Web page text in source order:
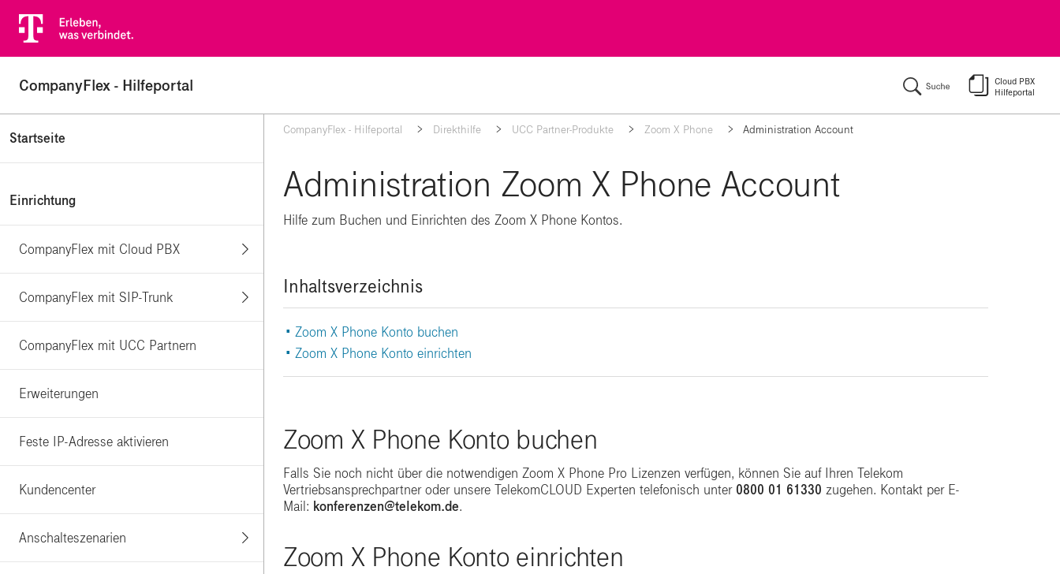
CompanyFlex - Hilfeportal ķ
CompanyFlex - Hilfeportal Direkthilfe UCC Partner-Produkte Zoom X Phone Administration Account
Startseite
Einrichtung
CompanyFlex mit Cloud PBX
CompanyFlex mit SIP-Trunk
CompanyFlex mit UCC Partnern
Erweiterungen
Feste IP-Adresse aktivieren
Kundencenter
Anschalteszenarien
Administration Zoom X Phone Account
Hilfe zum Buchen und Einrichten des Zoom X Phone Kontos.
Inhaltsverzeichnis
• Zoom X Phone Konto buchen
• Zoom X Phone Konto einrichten
Zoom X Phone Konto buchen
Falls Sie noch nicht über die notwendigen Zoom X Phone Pro Lizenzen verfügen, können Sie auf Ihren Telekom
Vertriebsansprechpartner oder unsere TelekomCLOUD Experten telefonisch unter 0800 01 61330 zugehen. Kontakt per E-
Mail: konferenzen@telekom.de.
Zoom X Phone Konto einrichten